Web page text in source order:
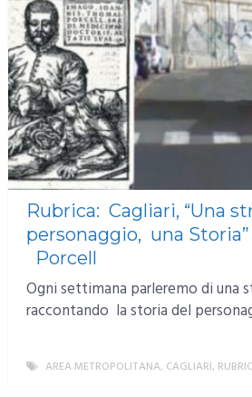
Rubrica: Cagliari, “Una
personaggio, una
Porcell
Ogni settimana parleremo di una
raccontando la storia del
AREA METROPOLITANA, CAGLIARI,